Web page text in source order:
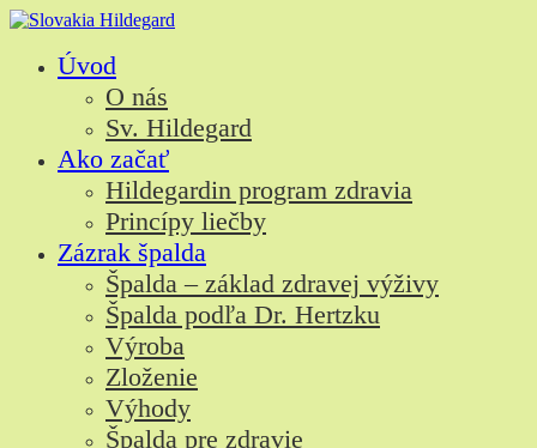
Skip
contentÚvod
O nás
Sv. Hildegard
Ako začať
Hildegardin program zdravia
Princípy liečby
Zázrak špalda
Špalda – základ zdravej výživy
Špalda podľa Dr. Hertzku
Výroba
Zloženie
Výhody
Špalda pre zdravie